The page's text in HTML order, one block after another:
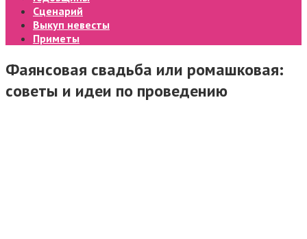
Сценарий
Выкуп невесты
Приметы
Фаянсовая свадьба или ромашковая:
советы и идеи по проведению